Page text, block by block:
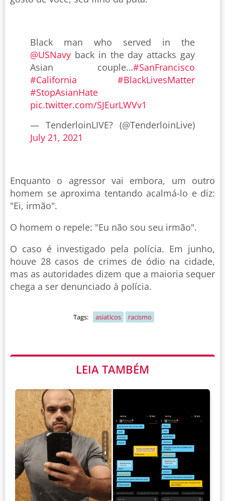
Black man who served in the
@USNavy back in the day attacks gay
Asian couple…#SanFrancisco
#California
#BlackLivesMatter
#StopAsianHate
pic.twitter.com/SJEurLWVv1
— TenderloinLIVE? (@TenderloinLive)
July 21, 2021
Enquanto o agressor vai embora, um outro
homem se aproxima tentando acalmá-lo e diz:
"Ei, irmão".
O homem o repele: "Eu não sou seu irmão".
O caso é investigado pela polícia. Em junho,
houve 28 casos de crimes de ódio na cidade,
mas as autoridades dizem que a maioria sequer
chega a ser denunciado à polícia.
Tags: asiaticos racismo
LEIA TAMBÉM